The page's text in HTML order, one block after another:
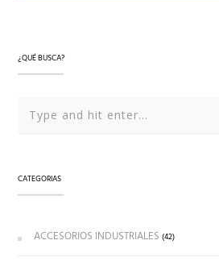
¿QUÉ BUSCA?
CATEGORIAS
ACCESORIOS INDUSTRIALES (42)